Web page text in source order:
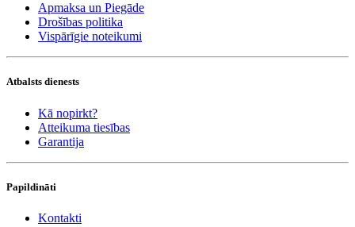
Apmaksa un Piegāde
Drošības politika
Vispārīgie noteikumi
Atbalsts dienests
Kā nopirkt?
Atteikuma tiesības
Garantija
Papildināti
Kontakti